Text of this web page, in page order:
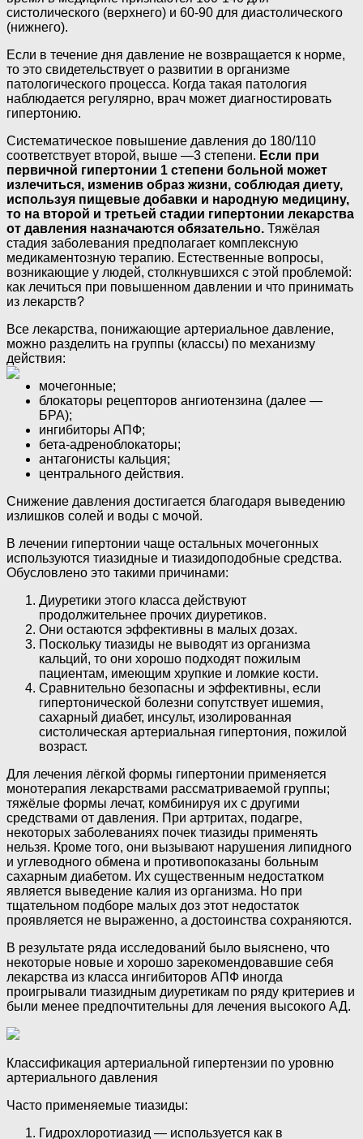
систолического (верхнего) и 60-90 для диастолического
(нижнего).
Если в течение дня давление не возвращается к норме,
то это свидетельствует о развитии в организме
патологического процесса. Когда такая патология
наблюдается регулярно, врач может диагностировать
гипертонию.
Систематическое повышение давления до 180/110
соответствует второй, выше —3 степени. Если при
первичной гипертонии 1 степени больной может
излечиться, изменив образ жизни, соблюдая диету,
используя пищевые добавки и народную медицину,
то на второй и третьей стадии гипертонии лекарства
от давления назначаются обязательно. Тяжёлая
стадия заболевания предполагает комплексную
медикаментозную терапию. Естественные вопросы,
возникающие у людей, столкнувшихся с этой проблемой:
как лечиться при повышенном давлении и что принимать
из лекарств?
Все лекарства, понижающие артериальное давление,
можно разделить на группы (классы) по механизму
действия:
мочегонные;
блокаторы рецепторов ангиотензина (далее —
БРА);
ингибиторы АПФ;
бета-адреноблокаторы;
антагонисты кальция;
центрального действия.
Снижение давления достигается благодаря выведению
излишков солей и воды с мочой.
В лечении гипертонии чаще остальных мочегонных
используются тиазидные и тиазидоподобные средства.
Обусловлено это такими причинами:
Диуретики этого класса действуют
продолжительнее прочих диуретиков.
Они остаются эффективны в малых дозах.
Поскольку тиазиды не выводят из организма
кальций, то они хорошо подходят пожилым
пациентам, имеющим хрупкие и ломкие кости.
Сравнительно безопасны и эффективны, если
гипертонической болезни сопутствует ишемия,
сахарный диабет, инсульт, изолированная
систолическая артериальная гипертония, пожилой
возраст.
Для лечения лёгкой формы гипертонии применяется
монотерапия лекарствами рассматриваемой группы;
тяжёлые формы лечат, комбинируя их с другими
средствами от давления. При артритах, подагре,
некоторых заболеваниях почек тиазиды применять
нельзя. Кроме того, они вызывают нарушения липидного
и углеводного обмена и противопоказаны больным
сахарным диабетом. Их существенным недостатком
является выведение калия из организма. Но при
тщательном подборе малых доз этот недостаток
проявляется не выраженно, а достоинства сохраняются.
В результате ряда исследований было выяснено, что
некоторые новые и хорошо зарекомендовавшие себя
лекарства из класса ингибиторов АПФ иногда
проигрывали тиазидным диуретикам по ряду критериев и
были менее предпочтительны для лечения высокого АД.
Классификация артериальной гипертензии по уровню
артериального давления
Часто применяемые тиазиды:
Гидрохлоротиазид — используется как в